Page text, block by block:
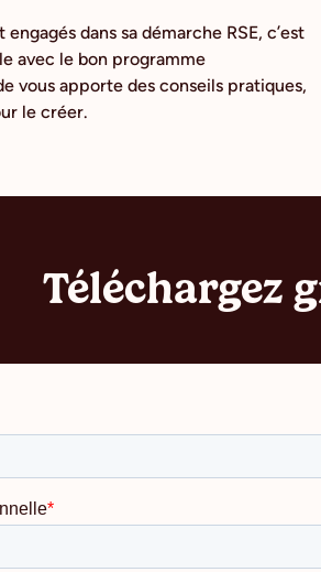
dans sa démarche RSE, c’est
avec le bon programme
vous apporte des conseils pratiques,
le créer.
Téléchargez